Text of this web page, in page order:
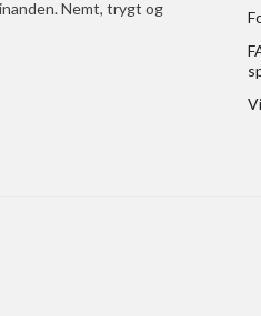
Nemt, trygt og